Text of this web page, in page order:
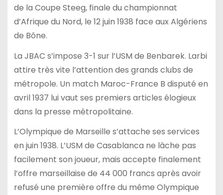
de la Coupe Steeg, finale du championnat
d’Afrique du Nord, le 12 juin 1938 face aux Algériens
de Bône.
La JBAC s’impose 3-1 sur l’USM de Benbarek. Larbi
attire très vite l’attention des grands clubs de
métropole. Un match Maroc-France B disputé en
avril 1937 lui vaut ses premiers articles élogieux
dans la presse métropolitaine.
L’Olympique de Marseille s’attache ses services
en juin 1938. L’USM de Casablanca ne lâche pas
facilement son joueur, mais accepte finalement
l’offre marseillaise de 44 000 francs après avoir
refusé une première offre du même Olympique